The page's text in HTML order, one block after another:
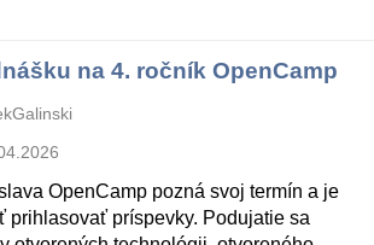
na 4. ročník OpenCamp
OpenCamp pozná svoj termín a je
prihlasovať príspevky. Podujatie sa